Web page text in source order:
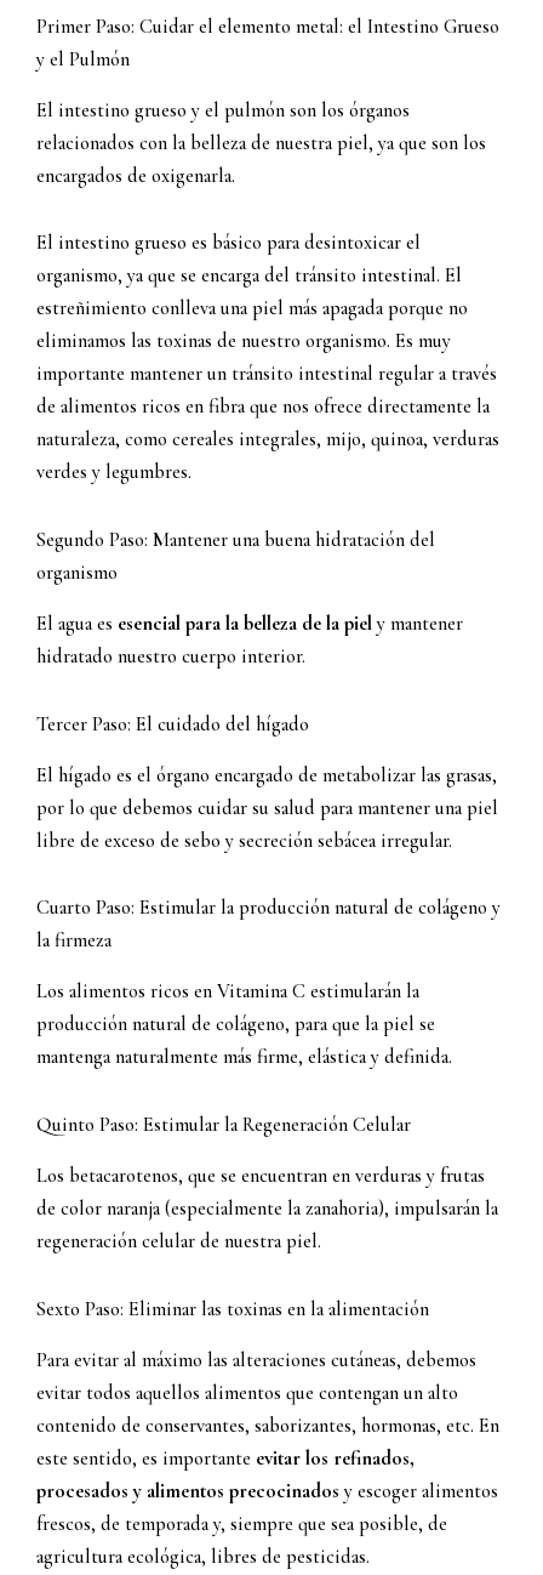
Primer Paso: Cuidar el elemento metal: el Intestino Grueso
y el Pulmón
El intestino grueso y el pulmón son los órganos
relacionados con la belleza de nuestra piel, ya que son los
encargados de oxigenarla.
El intestino grueso es básico para desintoxicar el
organismo, ya que se encarga del tránsito intestinal. El
estreñimiento conlleva una piel más apagada porque no
eliminamos las toxinas de nuestro organismo. Es muy
importante mantener un tránsito intestinal regular a través
de alimentos ricos en fibra que nos ofrece directamente la
naturaleza, como cereales integrales, mijo, quinoa, verduras
verdes y legumbres.
Segundo Paso: Mantener una buena hidratación del
organismo
El agua es esencial para la belleza de la piely mantener
hidratado nuestro cuerpo interior.
Tercer Paso: El cuidado del hígado
El hígado es el órgano encargado de metabolizar las grasas,
por lo que debemos cuidar su salud para mantener una piel
libre de exceso de sebo y secreción sebácea irregular.
Cuarto Paso: Estimular la producción natural de colágeno y
la firmeza
Los alimentos ricos en Vitamina C estimularán la
producción natural de colágeno, para que la piel se
mantenga naturalmente más firme, elástica y definida.
Quinto Paso: Estimular la Regeneración Celular
Los betacarotenos, que se encuentran en verduras y frutas
de color naranja (especialmente la zanahoria), impulsarán la
regeneración celular de nuestra piel.
Sexto Paso: Eliminar las toxinas en la alimentación
Para evitar al máximo las alteraciones cutáneas, debemos
evitar todos aquellos alimentos que contengan un alto
contenido de conservantes, saborizantes, hormonas, etc. En
este sentido, es importante evitar los refinados,
procesados y alimentos precocinadosy escoger alimentos
frescos, de temporada y, siempre que sea posible, de
agricultura ecológica, libres de pesticidas.